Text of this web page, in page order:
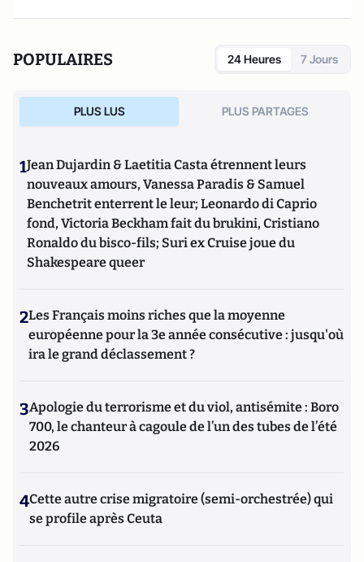
POPULAIRES 24 Heures 7 Jours
PLUS LUS PLUS PARTAGES
1Jean Dujardin & Laetitia Casta étrennent leurs
nouveaux amours, Vanessa Paradis & Samuel
Benchetrit enterrent le leur; Leonardo di Caprio
fond, Victoria Beckham fait du brukini, Cristiano
Ronaldo du bisco-fils; Suri ex Cruise joue du
Shakespeare queer
2Les Français moins riches que la moyenne
européenne pour la 3e année consécutive : jusqu'où
ira le grand déclassement ?
3Apologie du terrorisme et du viol, antisémite : Boro
700, le chanteur à cagoule de l’un des tubes de l’été
2026
4Cette autre crise migratoire (semi-orchestrée) qui
se profile après Ceuta